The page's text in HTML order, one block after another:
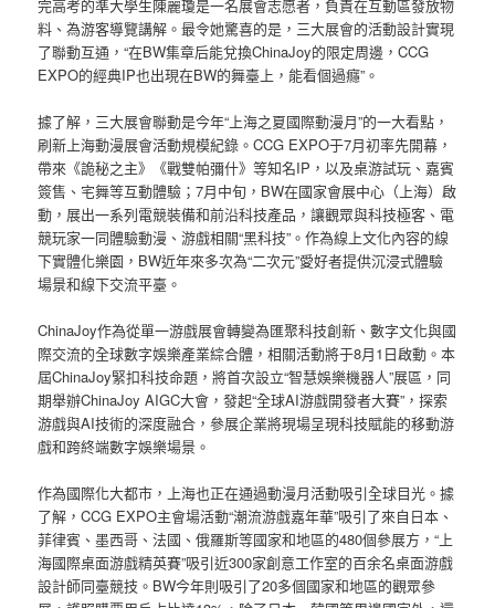
完高考的準大學生陳麗瓊是一名展會志愿者，負責在互動區發放物
料、為游客導覽講解。最令她驚喜的是，三大展會的活動設計實現
了聯動互通，“在BW集章后能兌換ChinaJoy的限定周邊，CCG
EXPO的經典IP也出現在BW的舞臺上，能看個過癮”。
據了解，三大展會聯動是今年“上海之夏國際動漫月”的一大看點，
刷新上海動漫展會活動規模紀錄。CCG EXPO于7月初率先開幕，
帶來《詭秘之主》《戰雙帕彌什》等知名IP，以及桌游試玩、嘉賓
簽售、宅舞等互動體驗；7月中旬，BW在國家會展中心（上海）啟
動，展出一系列電競裝備和前沿科技產品，讓觀眾與科技極客、電
競玩家一同體驗動漫、游戲相關“黑科技”。作為線上文化內容的線
下實體化樂園，BW近年來多次為“二次元”愛好者提供沉浸式體驗
場景和線下交流平臺。
ChinaJoy作為從單一游戲展會轉變為匯聚科技創新、數字文化與國
際交流的全球數字娛樂產業綜合體，相關活動將于8月1日啟動。本
屆ChinaJoy緊扣科技命題，將首次設立“智慧娛樂機器人”展區，同
期舉辦ChinaJoy AIGC大會，發起“全球AI游戲開發者大賽”，探索
游戲與AI技術的深度融合，參展企業將現場呈現科技賦能的移動游
戲和跨終端數字娛樂場景。
作為國際化大都市，上海也正在通過動漫月活動吸引全球目光。據
了解，CCG EXPO主會場活動“潮流游戲嘉年華”吸引了來自日本、
菲律賓、墨西哥、法國、俄羅斯等國家和地區的480個參展方，“上
海國際桌面游戲精英賽”吸引近300家創意工作室的百余名桌面游戲
設計師同臺競技。BW今年則吸引了20多個國家和地區的觀眾參